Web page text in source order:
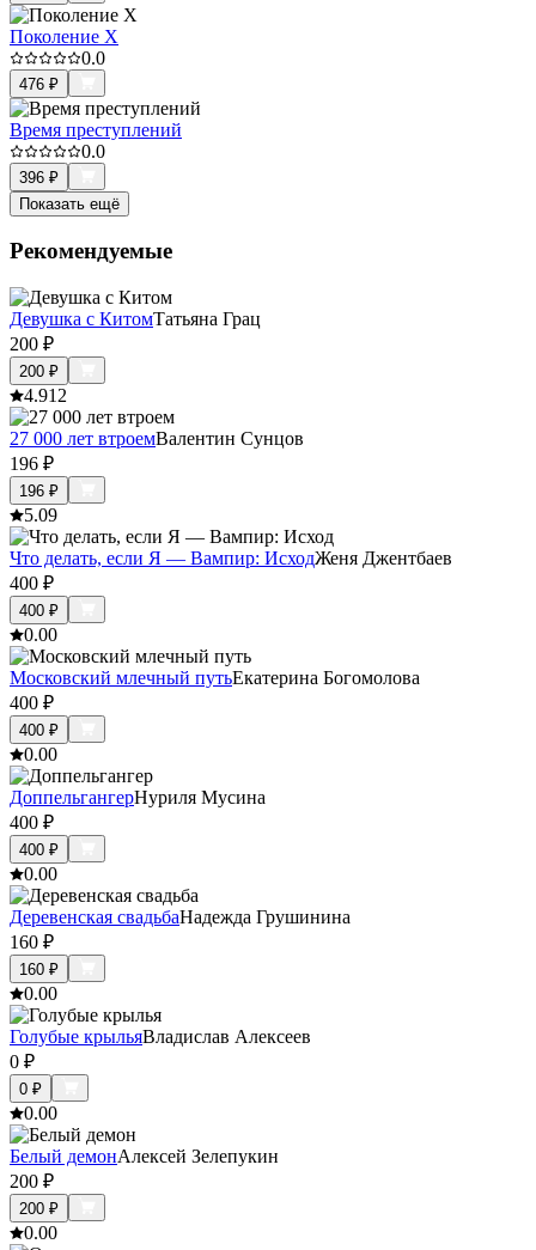
Поколение X
0.0
476 ₽
Время преступлений
0.0
396 ₽
Показать ещё
Рекомендуемые
Девушка с КитомТатьяна Грац
200 ₽
200 ₽
4.912
27 000 лет втроемВалентин Сунцов
196 ₽
196 ₽
5.09
Что делать, если Я — Вампир: ИсходЖеня Джентбаев
400 ₽
400 ₽
0.00
Московский млечный путьЕкатерина Богомолова
400 ₽
400 ₽
0.00
ДоппельгангерНуриля Мусина
400 ₽
400 ₽
0.00
Деревенская свадьбаНадежда Грушинина
160 ₽
160 ₽
0.00
Голубые крыльяВладислав Алексеев
0 ₽
0 ₽
0.00
Белый демонАлексей Зелепукин
200 ₽
200 ₽
0.00